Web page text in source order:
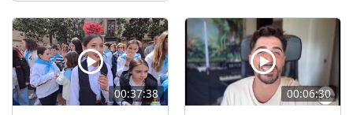
00:37:38 00:06:30